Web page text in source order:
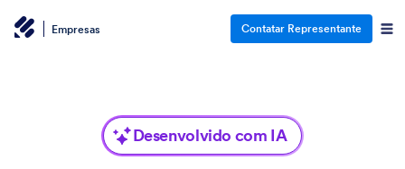
Empresas Contatar Representante
Desenvolvido com IA